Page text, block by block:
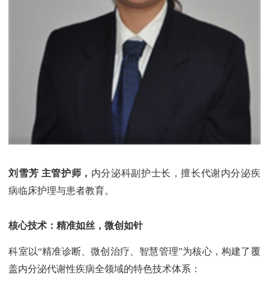
刘雪芳 主管护师， 内分泌科副护士长，擅长代谢内分泌疾
病临床护理与患者教育。
核心技术：精准如丝，微创如针
科室以“精准诊断、微创治疗、智慧管理”为核心，构建了覆
盖内分泌代谢性疾病全领域的特色技术体系：